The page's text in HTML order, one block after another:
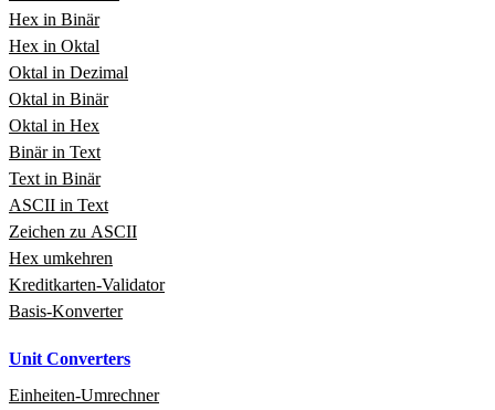
Hex in Binär
Hex in Oktal
Oktal in Dezimal
Oktal in Binär
Oktal in Hex
Binär in Text
Text in Binär
ASCII in Text
Zeichen zu ASCII
Hex umkehren
Kreditkarten‑Validator
Basis‑Konverter
Unit Converters
Einheiten‑Umrechner